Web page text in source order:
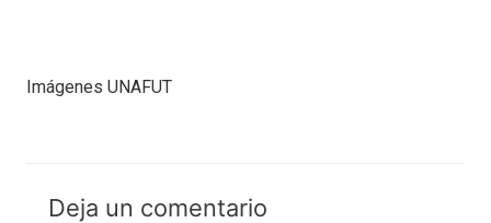
Imágenes UNAFUT
Deja un comentario